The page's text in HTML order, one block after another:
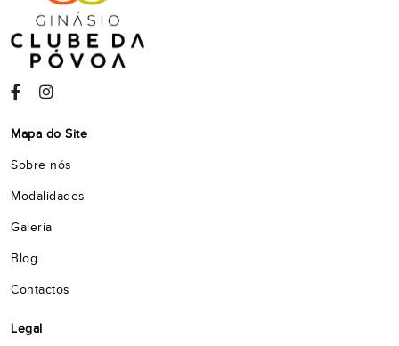
Mapa do Site
Sobre nós
Modalidades
Galeria
Blog
Contactos
Legal